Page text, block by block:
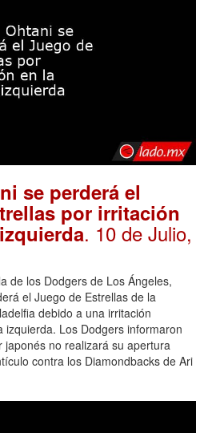
se perderá el
por irritación
. 10 de Julio,
de los Dodgers de Los Ángeles,
el Juego de Estrellas de la
debido a una irritación
izquierda. Los Dodgers informaron
japonés no realizará su apertura
contra los Diamondbacks de Ari